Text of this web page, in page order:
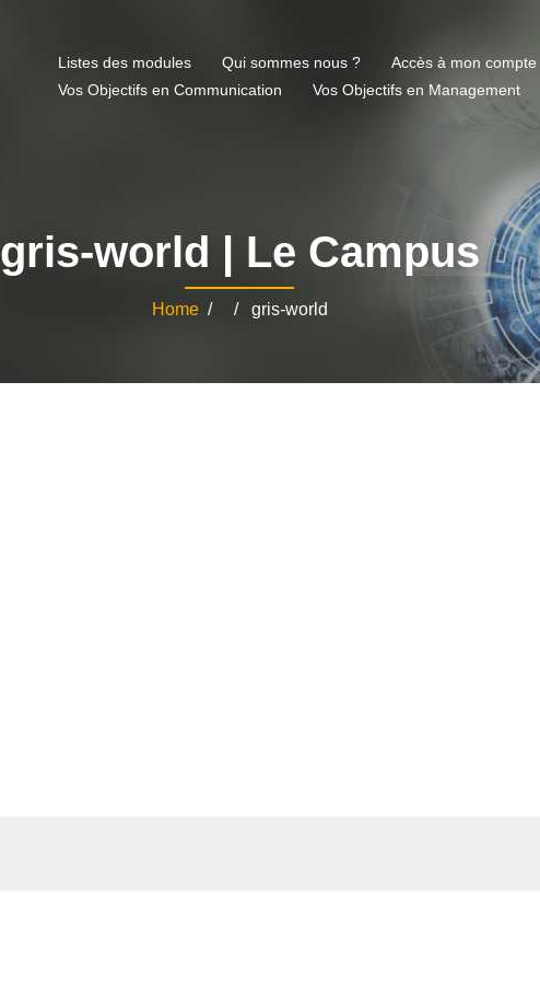
Listes des modules Qui sommes nous ? Accès à mon compte
Vos Objectifs en Communication
Vos Objectifs en Management
gris-world | Le Campus
Home/ / gris-world